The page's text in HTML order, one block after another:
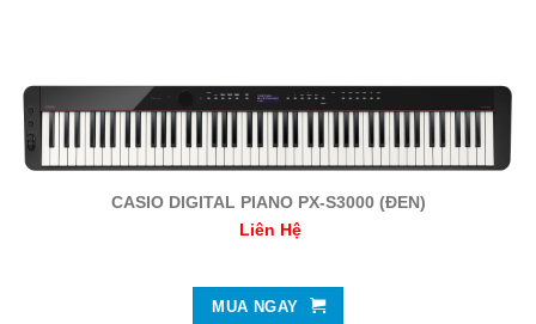
CASIO DIGITAL PIANO PX-S3000 (ĐEN)
Liên Hệ
MUA NGAY